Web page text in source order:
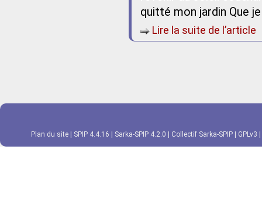
quitté mon jardin Que
Lire la suite de l’article
Plan du site SPIP 4.4.16 Sarka-SPIP 4.2.0 Collectif Sarka-SPIP GPLv3